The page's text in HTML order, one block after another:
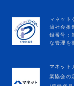
マネット
業協会の